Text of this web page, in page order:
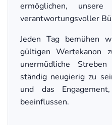
ermöglichen, unsere
verantwortungsvoller
Jeden Tag bemühen
gültigen Wertekanon
unermüdliche
ständig neugierig zu
und das
beeinflussen.